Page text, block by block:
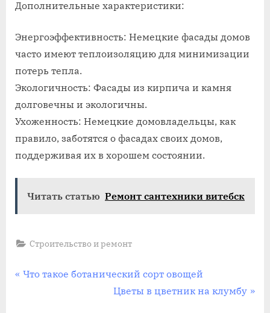
Дополнительные характеристики:
Энергоэффективность: Немецкие фасады домов
часто имеют теплоизоляцию для минимизации
потерь тепла.
Экологичность: Фасады из кирпича и камня
долговечны и экологичны.
Ухоженность: Немецкие домовладельцы, как
правило, заботятся о фасадах своих домов,
поддерживая их в хорошем состоянии.
Читать статью Ремонт сантехники витебск
Строительство и ремонт
Навигация
П
Что такое ботанический сорт овощей
С
Цветы в цветник на клумбу